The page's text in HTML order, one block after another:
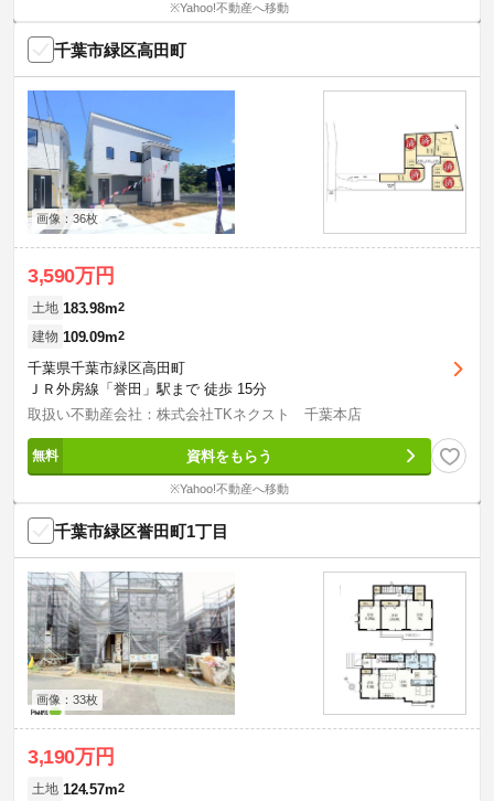
※Yahoo!不動産へ移動
千葉市緑区高田町
画像：36枚
3,590万円
土地 183.98m2
建物 109.09m2
千葉県千葉市緑区高田町
ＪＲ外房線「誉田」駅まで 徒歩 15分
取扱い不動産会社：株式会社TKネクスト 千葉本店
資料をもらう
※Yahoo!不動産へ移動
千葉市緑区誉田町1丁目
画像：33枚
3,190万円
土地 124.57m2